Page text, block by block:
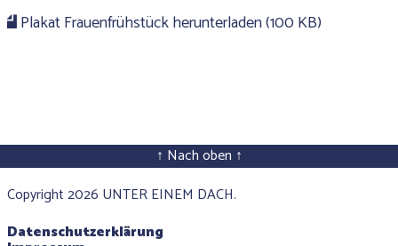
Plakat Frauenfrühstück herunterladen (100 KB)
↑ Nach oben ↑
Copyright 2026 UNTER EINEM DACH.
Datenschutzerklärung